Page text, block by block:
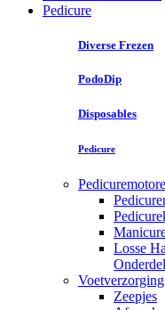
Pedicure
Diverse Frezen
PodoDip
Disposables
Pedicure
Losse
Voetverzorging
Zeepjes